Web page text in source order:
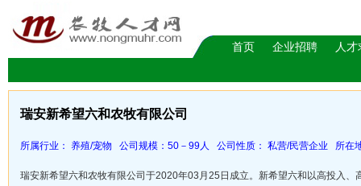
首页 企业招聘 人
瑞安新希望六和农牧有限公司
所属行业： 养殖/宠物 公司规模：50－99人 公司性质： 私营/民营企业 所在
瑞安新希望六和农牧有限公司于2020年03月25日成立。新希望六和以高投入